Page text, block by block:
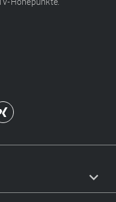
Höhepunkte.